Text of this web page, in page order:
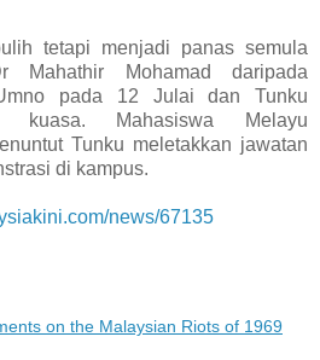
tetapi menjadi panas semula
Mahathir Mohamad daripada
pada 12 Julai dan Tunku
kuasa. Mahasiswa Melayu
Tunku meletakkan jawatan
di kampus.
news/67135
on the Malaysian Riots of 1969